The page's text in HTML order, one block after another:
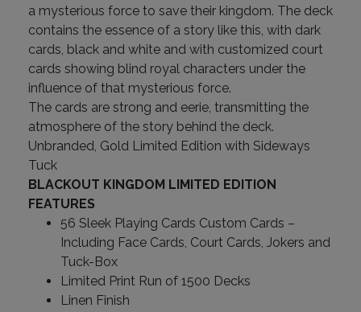
a mysterious force to save their kingdom. The deck
contains the essence of a story like this, with dark
cards, black and white and with customized court
cards showing blind royal characters under the
influence of that mysterious force.
The cards are strong and eerie, transmitting the
atmosphere of the story behind the deck.
Unbranded, Gold Limited Edition with Sideways
Tuck
BLACKOUT KINGDOM LIMITED EDITION
FEATURES
56 Sleek Playing Cards Custom Cards –
Including Face Cards, Court Cards, Jokers and
Tuck-Box
Limited Print Run of 1500 Decks
Linen Finish